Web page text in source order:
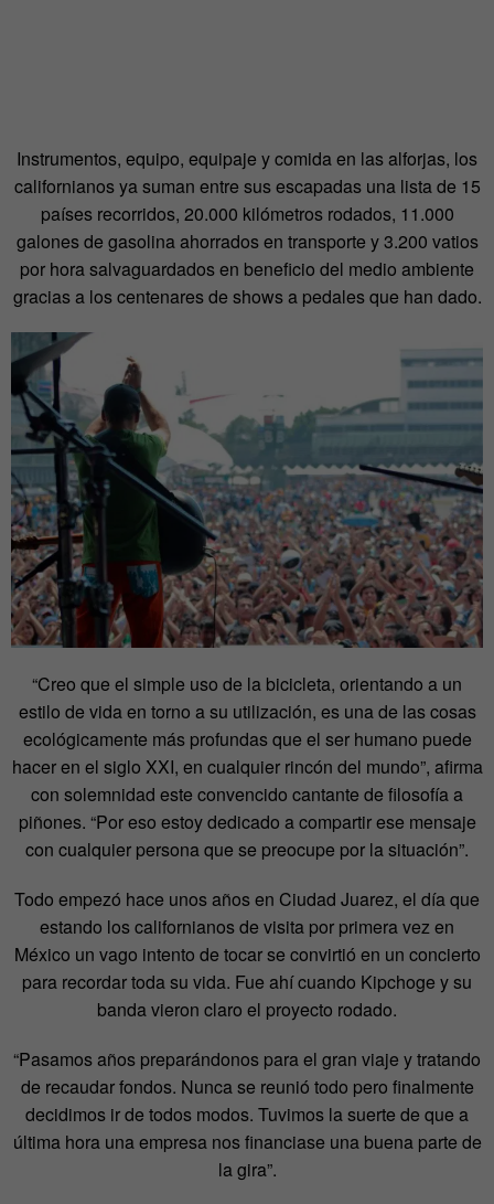
Instrumentos, equipo, equipaje y comida en las alforjas, los
californianos ya suman entre sus escapadas una lista de 15
países recorridos, 20.000 kilómetros rodados, 11.000
galones de gasolina ahorrados en transporte y 3.200 vatios
por hora salvaguardados en beneficio del medio ambiente
gracias a los centenares de shows a pedales que han dado.
“Creo que el simple uso de la bicicleta, orientando a un
estilo de vida en torno a su utilización, es una de las cosas
ecológicamente más profundas que el ser humano puede
hacer en el siglo XXI, en cualquier rincón del mundo”, afirma
con solemnidad este convencido cantante de filosofía a
piñones. “Por eso estoy dedicado a compartir ese mensaje
con cualquier persona que se preocupe por la situación”.
Todo empezó hace unos años en Ciudad Juarez, el día que
estando los californianos de visita por primera vez en
México un vago intento de tocar se convirtió en un concierto
para recordar toda su vida. Fue ahí cuando Kipchoge y su
banda vieron claro el proyecto rodado.
“Pasamos años preparándonos para el gran viaje y tratando
de recaudar fondos. Nunca se reunió todo pero finalmente
decidimos ir de todos modos. Tuvimos la suerte de que a
última hora una empresa nos financiase una buena parte de
la gira”.